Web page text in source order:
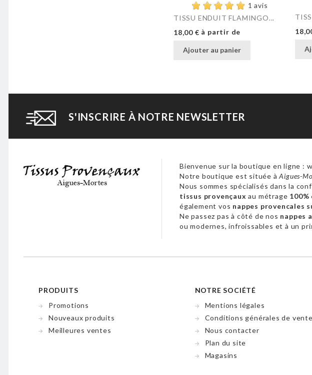
1 avis
TISSU ENDUIT FLAMINGO...
Prix
18,00 € à partir de
Ajouter au panier
Prix
S'INSCRIRE À NOTRE NEWSLETTER
Bienvenue sur la boutique en ligne :
Notre boutique est située àAigues-
Nous sommes spécialisés dans la
tissus provençaux au métrage
également vos nappes provencales
Ne passez pas à côté de nos nappes
ou modernes, infroissables et à un
PRODUITS
Promotions
Nouveaux produits
Meilleures ventes
NOTRE SOCIÉTÉ
Mentions légales
Conditions générales de vente
Nous contacter
Plan du site
Magasins